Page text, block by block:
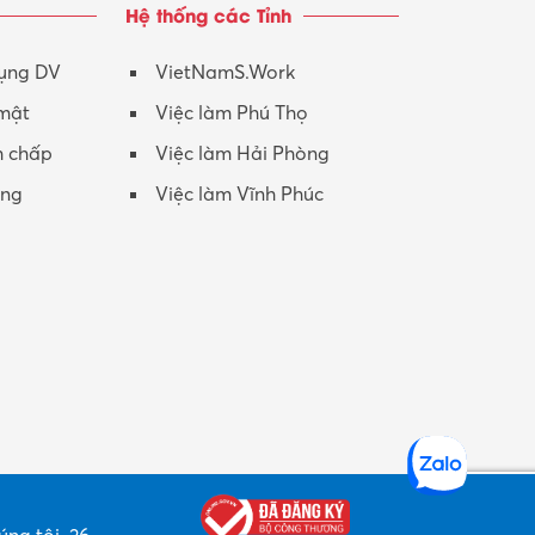
Nhân viên CSKH
Phục vụ khác
Promotion Girl (PG)
DV
chấp
Hệ thống các Tỉnh
VietNamS.Work
Việc làm Phú Thọ
Việc làm Hải Phòng
Việc làm Vĩnh Phúc